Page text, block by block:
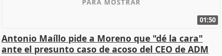
01:50
Antonio Maíllo pide a Moreno que "dé la cara"
ante el presunto caso de acoso del CEO de ADM